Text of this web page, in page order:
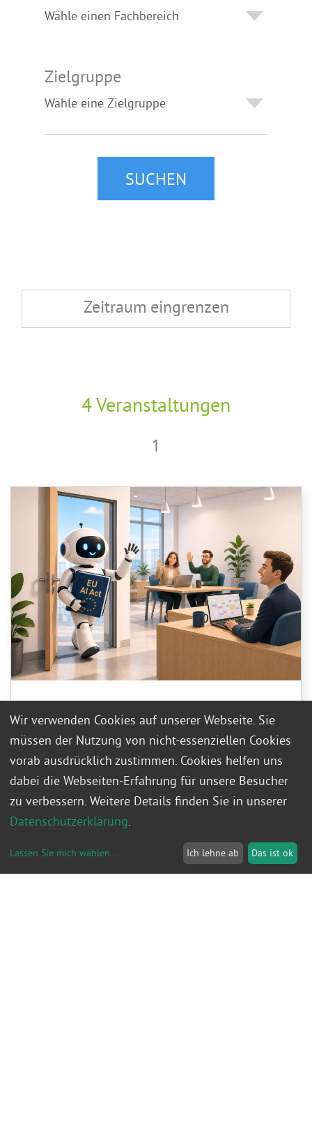
Zielgruppe
SUCHEN
Zeitraum eingrenzen
4 Veranstaltungen
1
EU AI ACT: Jetzt wird‘s ernst!
Was Führungskräfte wissen müssen
Der EU AI Act verpflichtet Arbeitgeber, ausreichende
KI-Kompetenz bei Mitarbeitenden sicherzustellen, die
weiterverwenden. Neu ab 2. August ist die Pflicht zur
Kennzeichnung von KI-Inhalten. Unternehmen und
Wir verwenden Cookies auf unserer Webseite. Sie
müssen der Nutzung von nicht-essenziellen Cookies
vorab ausdrücklich zustimmen. Cookies helfen uns
dabei die Webseiten-Erfahrung für unsere Besucher
zu verbessern. Weitere Details finden Sie in unserer
Datenschutzerklärung.
Lassen Sie mich wählen... Ich lehne ab Das ist ok